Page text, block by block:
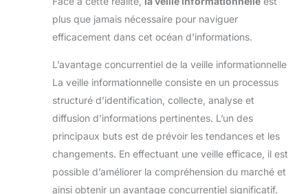
plus que jamais nécessaire pour naviguer
efficacement dans cet océan d’informations.
L’avantage concurrentiel de la veille informationnelle
La veille informationnelle consiste en un processus
structuré d’identification, collecte, analyse et
diffusion d’informations pertinentes. L’un des
principaux buts est de prévoir les tendances et les
changements. En effectuant une veille efficace, il est
possible d’améliorer la compréhension du marché et
ainsi obtenir un avantage concurrentiel significatif.